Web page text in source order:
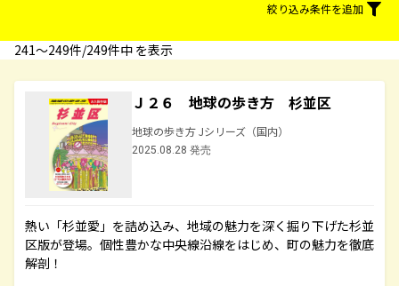
絞り込み条件を追加
241〜249件/249件中 を表示
Ｊ２６ 地球の歩き方 杉並区
地球の歩き方 Jシリーズ（国内）
2025.08.28 発売
熱い「杉並愛」を詰め込み、地域の魅力を深く掘り下げた杉並
区版が登場。個性豊かな中央線沿線をはじめ、町の魅力を徹底
解剖！